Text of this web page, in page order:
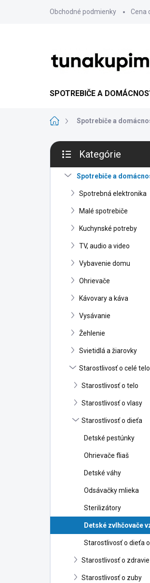
Obchodné podmienky Cena
SPOTREBIČE A
DomovSpotrebiče a
B
č
kategórie
Kategórie
Spotrebiče a
Spotrebná elektronika
Malé spotrebiče
Kuchynské potreby
TV, audio a video
Vybavenie domu
Ohrievače
Kávovary a káva
Vysávanie
Žehlenie
Svietidlá a žiarovky
Starostlivosť o celé telo
Starostlivosť o telo
Starostlivosť o vlasy
Starostlivosť o dieťa
Detské pestúnky
Ohrievače fliaš
Detské váhy
Odsávačky mlieka
Sterilizátory
Detské zvlhčovače
Starostlivosť o dieťa
Starostlivosť o zdravie
Starostlivosť o zuby